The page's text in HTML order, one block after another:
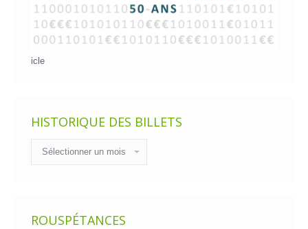
icle
HISTORIQUE DES BILLETS
des
billets
ROUSPÉTANCES